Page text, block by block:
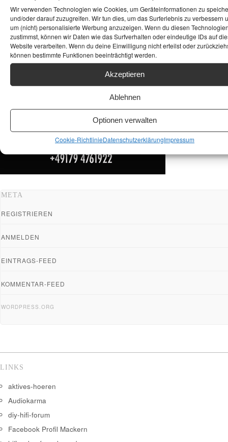
Wir verwenden Technologien wie Cookies, um Geräteinformationen zu
und/oder darauf zuzugreifen. Wir tun dies, um das Surferlebnis zu verbessern
um (nicht) personalisierte Werbung anzuzeigen. Wenn du diesen
zustimmst, können wir Daten wie das Surfverhalten oder eindeutige IDs auf
Website verarbeiten. Wenn du deine Einwilligung nicht erteilst oder
können bestimmte Funktionen beeinträchtigt werden.
Akzeptieren
Ablehnen
Optionen verwalten
Cookie-RichtlinieDatenschutzerklärungImpressum
META
REGISTRIEREN
ANMELDEN
EINTRAGS-FEED
KOMMENTAR-FEED
WORDPRESS.ORG
LINKS
aktives-hoeren
Audiokarma
diy-hifi-forum
Facebook Profil Mackern